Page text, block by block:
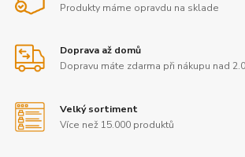
Produkty máme opravdu na sklade
Doprava až domů
Dopravu máte zdarma při nákupu nad
Velký sortiment
Více než 15.000 produktů